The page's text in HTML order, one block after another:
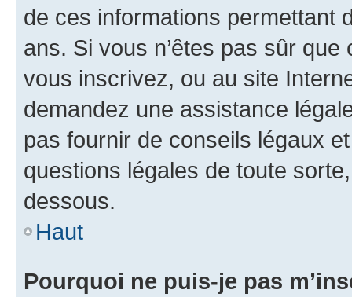
de ces informations permettant
ans. Si vous n’êtes pas sûr
vous inscrivez, ou au site
demandez une assistance
pas fournir de conseils légaux
questions légales de toute
dessous.
Haut
Pourquoi ne puis-je pas